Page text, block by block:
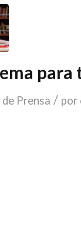
Prensa / por